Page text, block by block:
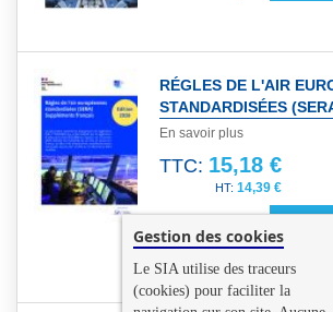
RÉGLES DE L'AIR
STANDARDISÉES
En savoir plus
TTC: 15,18 €
14,39 €
NOUVELLE EDITION
Gestion des cookies
Le SIA utilise des traceurs
(cookies) pour faciliter la